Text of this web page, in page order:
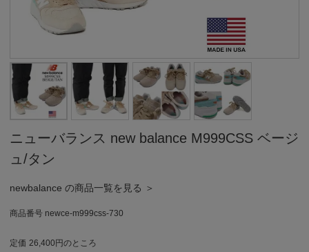
ニューバランス new balance M999CSS ベージ
ュ/タン
newbalance の商品一覧を見る ＞
商品番号 newce-m999css-730
定価 26,400 のところ